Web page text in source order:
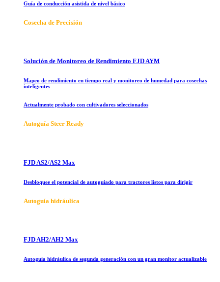
Guía de conducción asistida de nivel básico
Cosecha de Precisión
Solución de Monitoreo de Rendimiento FJD AYM
Mapeo de rendimiento en tiempo real y monitoreo de humedad para cosechas
inteligentes
Actualmente probado con cultivadores seleccionados
Autoguía Steer Ready
FJD AS2/AS2 Max
Desbloquee el potencial de autoguiado para tractores listos para dirigir
Autoguía hidráulica
FJD AH2/AH2 Max
Autoguía hidráulica de segunda generación con un gran monitor actualizable